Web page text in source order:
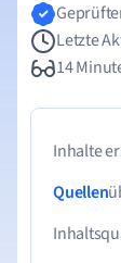
Letzte
14
Inhalte
Quellen